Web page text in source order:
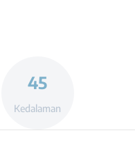
45
Kedalaman